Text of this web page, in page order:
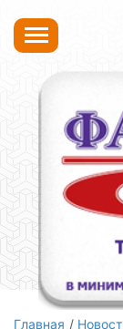
Главная